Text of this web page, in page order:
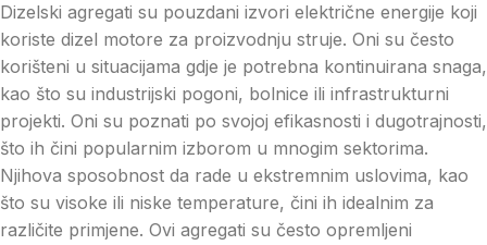
Dizelski agregati su pouzdani izvori električne energije koji
koriste dizel motore za proizvodnju struje. Oni su često
korišteni u situacijama gdje je potrebna kontinuirana snaga,
kao što su industrijski pogoni, bolnice ili infrastrukturni
projekti. Oni su poznati po svojoj efikasnosti i dugotrajnosti,
što ih čini popularnim izborom u mnogim sektorima.
Njihova sposobnost da rade u ekstremnim uslovima, kao
što su visoke ili niske temperature, čini ih idealnim za
različite primjene. Ovi agregati su često opremljeni